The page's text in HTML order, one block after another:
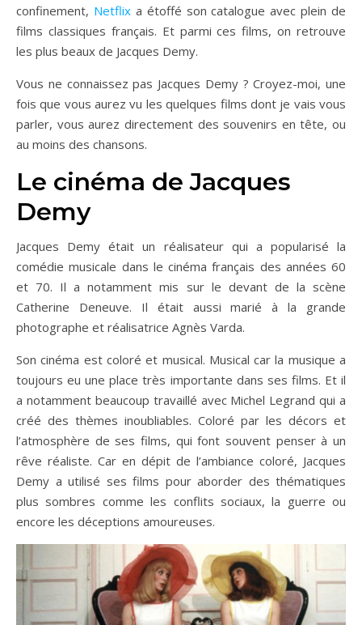
confinement, Netflix a étoffé son catalogue avec plein de
films classiques français. Et parmi ces films, on retrouve
les plus beaux de Jacques Demy.
Vous ne connaissez pas Jacques Demy ? Croyez-moi, une
fois que vous aurez vu les quelques films dont je vais vous
parler, vous aurez directement des souvenirs en tête, ou
au moins des chansons.
Le cinéma de Jacques
Demy
Jacques Demy était un réalisateur qui a popularisé la
comédie musicale dans le cinéma français des années 60
et 70. Il a notamment mis sur le devant de la scène
Catherine Deneuve. Il était aussi marié à la grande
photographe et réalisatrice Agnès Varda.
Son cinéma est coloré et musical. Musical car la musique a
toujours eu une place très importante dans ses films. Et il
a notamment beaucoup travaillé avec Michel Legrand qui a
créé des thèmes inoubliables. Coloré par les décors et
l’atmosphère de ses films, qui font souvent penser à un
rêve réaliste. Car en dépit de l’ambiance coloré, Jacques
Demy a utilisé ses films pour aborder des thématiques
plus sombres comme les conflits sociaux, la guerre ou
encore les déceptions amoureuses.